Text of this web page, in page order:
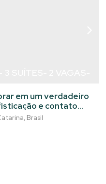
, Brasil
em um verdadeiro
e contato
deslumbrante
do litoral
com deck e